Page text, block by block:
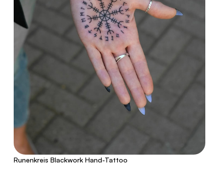
Runenkreis Blackwork Hand-Tattoo